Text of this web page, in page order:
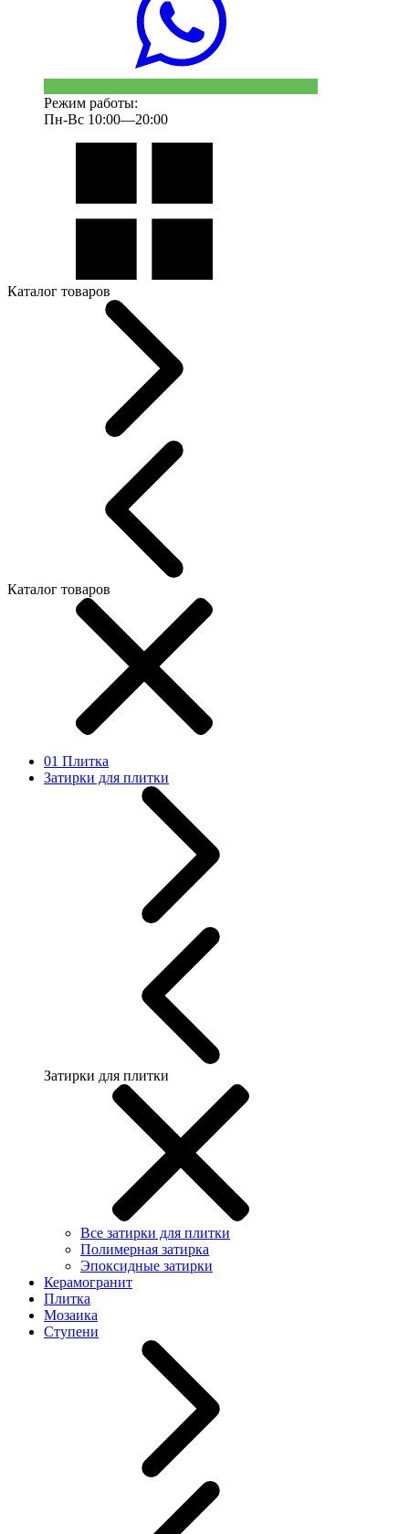
Режим работы:
Пн-Вс 10:00—20:00
Каталог товаров
Каталог товаров
01 Плитка
Затирки для плитки
Затирки для плитки
Все затирки для плитки
Полимерная затирка
Эпоксидные затирки
Керамогранит
Плитка
Мозаика
Ступени